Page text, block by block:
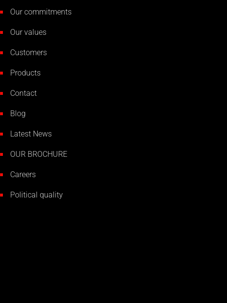
Our commitments
Our values
Customers
Products
Contact
Blog
Latest News
OUR BROCHURE
Careers
Political quality